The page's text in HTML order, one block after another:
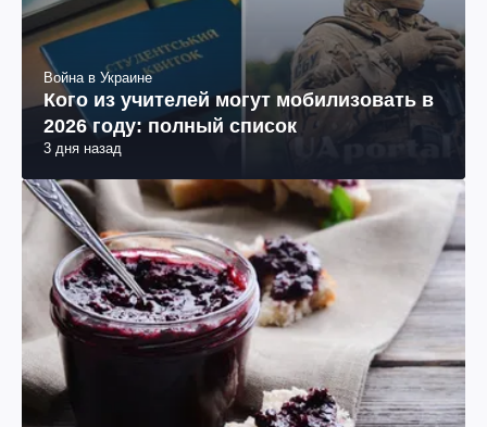
Война в Украине
Кого из учителей могут мобилизовать в
2026 году: полный список
3 дня назад